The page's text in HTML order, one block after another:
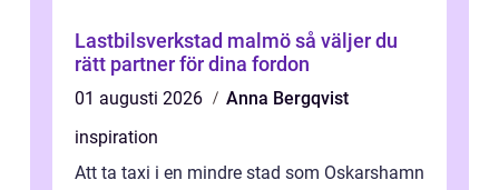
Lastbilsverkstad malmö så väljer du
rätt partner för dina fordon
01 augusti 2026
Anna Bergqvist
inspiration
Att ta taxi i en mindre stad som Oskarshamn